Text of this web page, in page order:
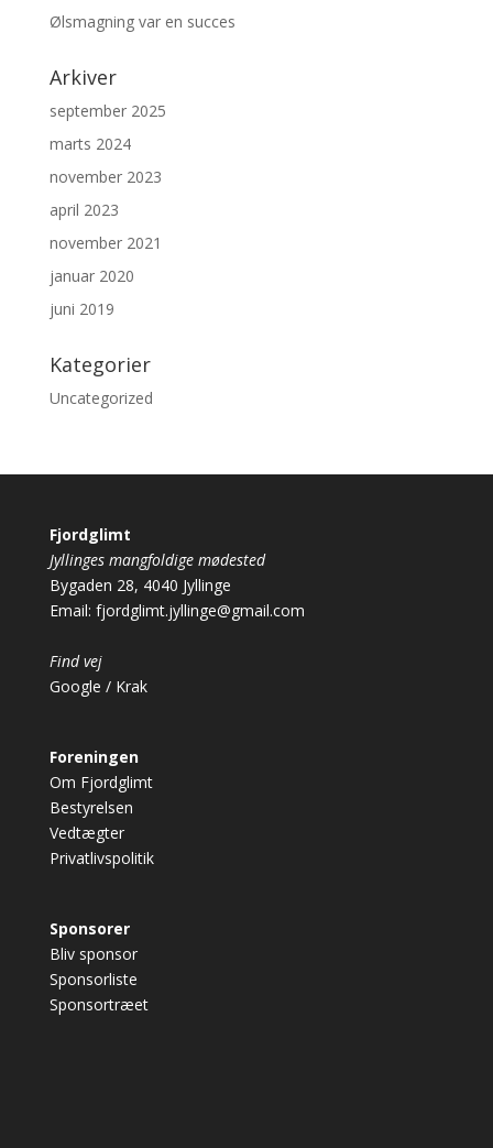
Ølsmagning var en succes
Arkiver
september 2025
marts 2024
november 2023
april 2023
november 2021
januar 2020
juni 2019
Kategorier
Uncategorized
Fjordglimt
Jyllinges mangfoldige mødested
Bygaden 28, 4040 Jyllinge
Email: fjordglimt.jyllinge@gmail.com
Find vej
Google / Krak
Foreningen
Om Fjordglimt
Bestyrelsen
Vedtægter
Privatlivspolitik
Sponsorer
Bliv sponsor
Sponsorliste
Sponsortræet